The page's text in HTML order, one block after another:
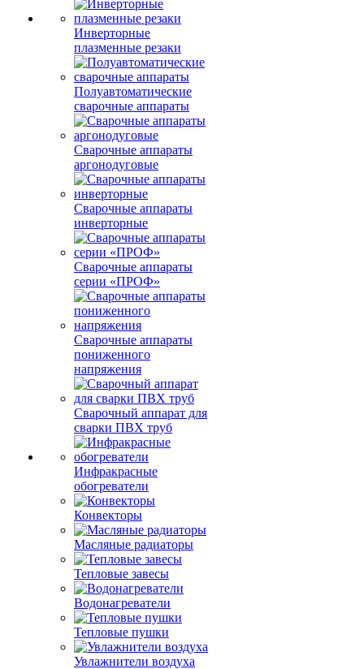
Инверторные
плазменные резаки
Полуавтоматические
сварочные аппараты
Сварочные аппараты
аргонодуговые
Сварочные аппараты
инверторные
Сварочные аппараты
серии «ПРОФ»
Сварочные аппараты
пониженного
напряжения
Сварочный аппарат для
сварки ПВХ труб
Инфракрасные
обогреватели
Конвекторы
Масляные радиаторы
Тепловые завесы
Водонагреватели
Тепловые пушки
Увлажнители воздуха